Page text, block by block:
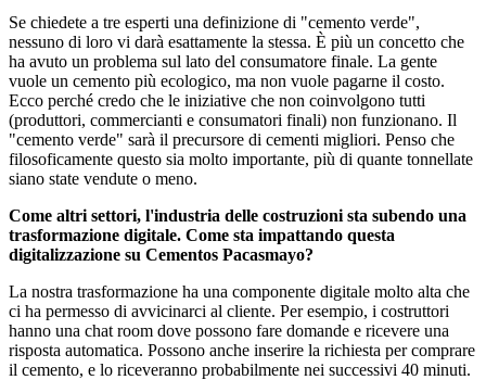
Se chiedete a tre esperti una definizione di "cemento verde",
nessuno di loro vi darà esattamente la stessa. È più un concetto che
ha avuto un problema sul lato del consumatore finale. La gente
vuole un cemento più ecologico, ma non vuole pagarne il costo.
Ecco perché credo che le iniziative che non coinvolgono tutti
(produttori, commercianti e consumatori finali) non funzionano. Il
"cemento verde" sarà il precursore di cementi migliori. Penso che
filosoficamente questo sia molto importante, più di quante tonnellate
siano state vendute o meno.
Come altri settori, l'industria delle costruzioni sta subendo una
trasformazione digitale. Come sta impattando questa
digitalizzazione su Cementos Pacasmayo?
La nostra trasformazione ha una componente digitale molto alta che
ci ha permesso di avvicinarci al cliente. Per esempio, i costruttori
hanno una chat room dove possono fare domande e ricevere una
risposta automatica. Possono anche inserire la richiesta per comprare
il cemento, e lo riceveranno probabilmente nei successivi 40 minuti.